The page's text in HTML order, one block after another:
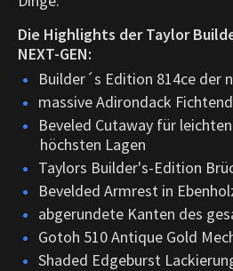
Die Highlights der Taylor
NEXT-GEN:
Builder´s Edition 814ce der
massive Adirondack
Beveled Cutaway für
höchsten Lagen
Taylors Builder's-Edition
Bevelded Armrest in
abgerundete Kanten des
Gotoh 510 Antique Gold
Shaded Edgeburst